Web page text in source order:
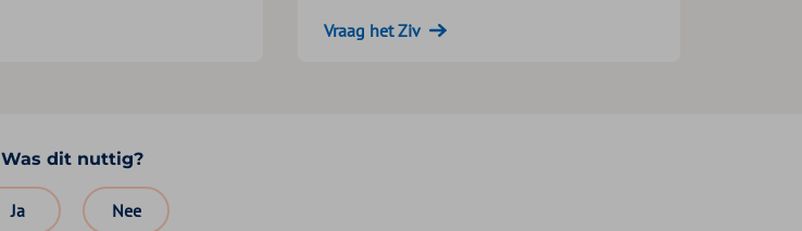
Vraag het Ziv
Was dit nuttig?
Ja Nee